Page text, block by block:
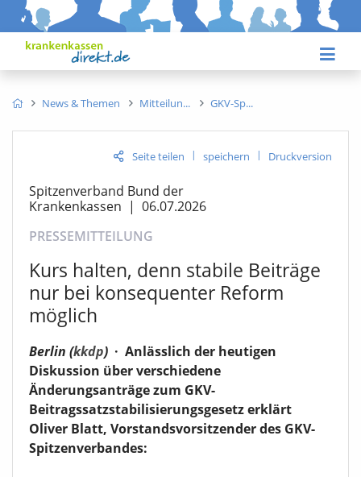
News & Themen Mitteilun GKV-Sp
Seite teilen | speichern | Druckversion
Spitzenverband Bund der
Krankenkassen | 06.07.2026
PRESSEMITTEILUNG
Kurs halten, denn stabile Beiträge
nur bei konsequenter Reform
möglich
Berlin (kkdp) · Anlässlich der heutigen
Diskussion über verschiedene
Änderungsanträge zum GKV-
Beitragssatzstabilisierungsgesetz erklärt
Oliver Blatt, Vorstandsvorsitzender des GKV-
Spitzenverbandes: